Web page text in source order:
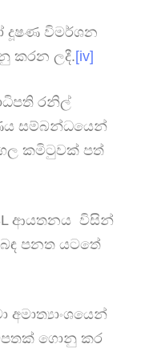
දූෂණ විමර්ශන
කරන ලදී.[iv]
රනිල්
සම්බන්ධයෙන්
කමිටුවක් පත්
ආයතනය විසින්
පනත යටතේ
අමාත්‍යාංශයෙන්
ගොනු කර